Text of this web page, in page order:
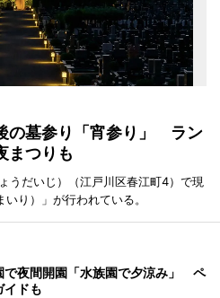
の墓参り「宵参り」 ラン
まつりも
うだいじ）（江戸川区春江町4）で現
り）」が行われている。
で夜間開園「水族園で夕涼み」 ペ
イドも